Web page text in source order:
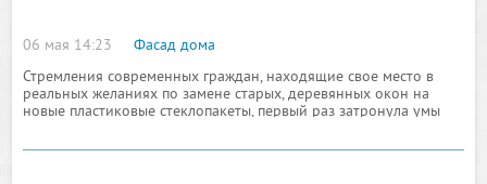
06 мая 14:23
Фасад дома
Стремления современных граждан, находящие свое место в
реальных желаниях по замене старых, деревянных окон на
новые пластиковые стеклопакеты, первый раз затронула умы